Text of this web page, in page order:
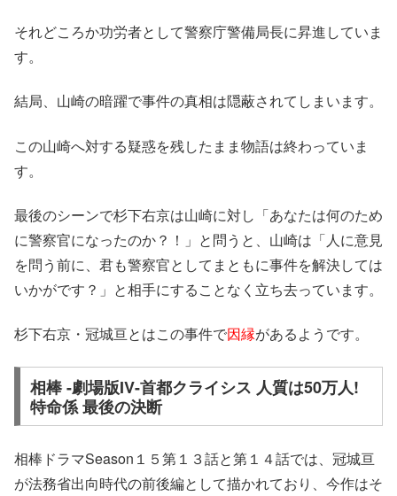
それどころか功労者として警察庁警備局長に昇進していま
す。
結局、山崎の暗躍で事件の真相は隠蔽されてしまいます。
この山崎へ対する疑惑を残したまま物語は終わっていま
す。
最後のシーンで杉下右京は山崎に対し「あなたは何のため
に警察官になったのか？！」と問うと、山崎は「人に意見
を問う前に、君も警察官としてまともに事件を解決しては
いかがです？」と相手にすることなく立ち去っています。
杉下右京・冠城亘とはこの事件で因縁があるようです。
相棒 -劇場版IV-首都クライシス 人質は50万人!
特命係 最後の決断
相棒ドラマSeason１５第１３話と第１４話では、冠城亘
が法務省出向時代の前後編として描かれており、今作はそ